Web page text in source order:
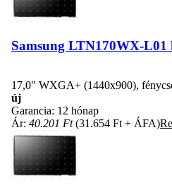
Samsung LTN170WX-
17,0" WXGA+ (1440x900),
új
Garancia: 12 hónap
Ár: 40.201 Ft(31.654 Ft + ÁFA)